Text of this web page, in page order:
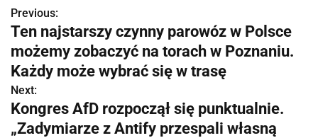
N
a
w
i
g
Previous:
Ten najstarszy czynny parowóz w Polsce
możemy zobaczyć na torach w Poznaniu.
Każdy może wybrać się w trasę
Next:
Kongres AfD rozpoczął się punktualnie.
„Zadymiarze z Antify przespali własną